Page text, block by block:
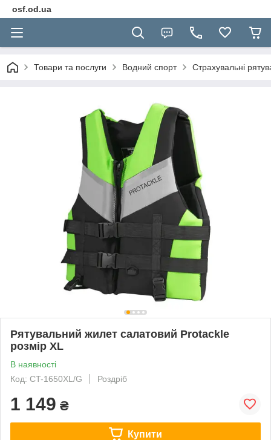
osf.od.ua
Товари та послуги Водний спорт Страхувальні
Рятувальний жилет салатовий Protackle
розмір XL
В наявності
Код: CT-1650XL/G
Роздріб
1 149 ₴
Купити